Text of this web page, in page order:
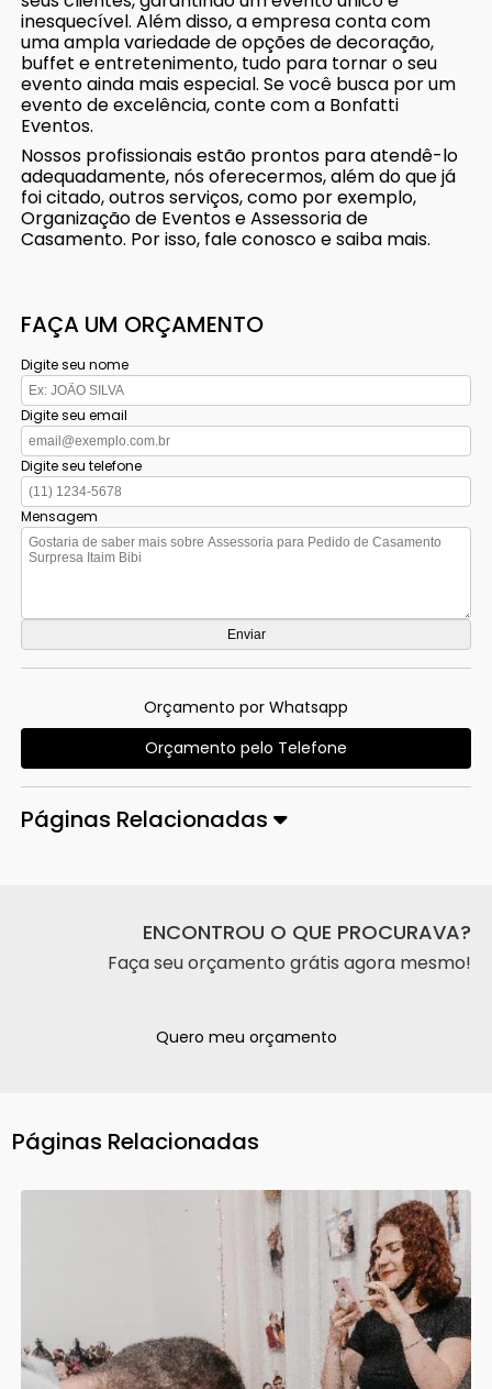
inesquecível. Além disso, a empresa conta com
uma ampla variedade de opções de decoração,
buffet e entretenimento, tudo para tornar o seu
evento ainda mais especial. Se você busca por um
evento de excelência, conte com a Bonfatti
Eventos.
Nossos profissionais estão prontos para atendê-lo
adequadamente, nós oferecermos, além do que já
foi citado, outros serviços, como por exemplo,
Organização de Eventos e Assessoria de
Casamento. Por isso, fale conosco e saiba mais.
FAÇA UM ORÇAMENTO
Digite seu nome
Digite seu email
Digite seu telefone
Mensagem
Orçamento por Whatsapp
Orçamento pelo Telefone
Páginas Relacionadas
ENCONTROU O QUE PROCURAVA?
Faça seu orçamento grátis agora mesmo!
Quero meu orçamento
Páginas Relacionadas